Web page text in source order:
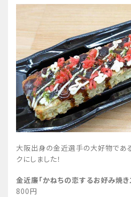
大阪出身の金近選手の大好物であ
クにしました！
金近廉「かねちの恋するお好み焼き
800円